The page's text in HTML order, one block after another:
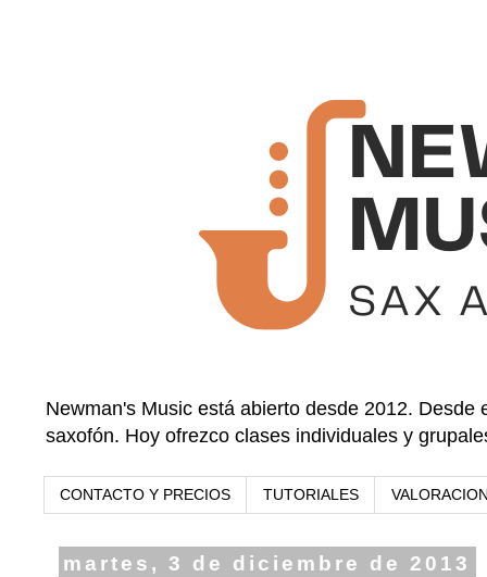
Newman's Music está abierto desde 2012.
saxofón. Hoy ofrezco clases individuales y
CONTACTO Y PRECIOS TUTORIALES
martes, 3 de diciembre de 2013